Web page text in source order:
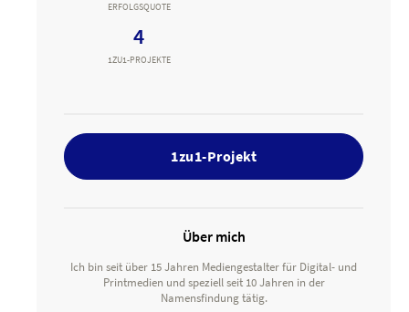
ERFOLGSQUOTE
4
1ZU1-PROJEKTE
1zu1-Projekt
Über mich
Ich bin seit über 15 Jahren Mediengestalter für Digital- und
Printmedien und speziell seit 10 Jahren in der
Namensfindung tätig.